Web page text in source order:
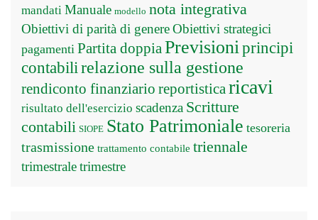
mandati Manuale modello nota integrativa
Obiettivi di parità di genereObiettivi strategici
pagamenti Partita doppiaPrevisioniprincipi
contabilirelazione sulla gestione
rendiconto finanziario reportisticaricavi
risultato dell'esercizio scadenza Scritture
contabili SIOPE Stato Patrimoniale tesoreria
trasmissione trattamento contabile triennale
trimestraletrimestre